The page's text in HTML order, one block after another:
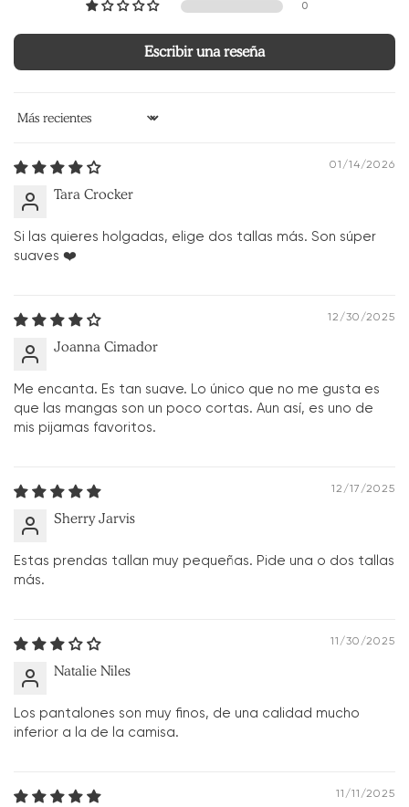
0
Escribir una reseña
Ordenar por
01/14/2026
Tara Crocker
Si las quieres holgadas, elige dos tallas más. Son súper
suaves ❤️
12/30/2025
Joanna Cimador
Me encanta. Es tan suave. Lo único que no me gusta es
que las mangas son un poco cortas. Aun así, es uno de
mis pijamas favoritos.
12/17/2025
Sherry Jarvis
Estas prendas tallan muy pequeñas. Pide una o dos tallas
más.
11/30/2025
Natalie Niles
Los pantalones son muy finos, de una calidad mucho
inferior a la de la camisa.
11/11/2025